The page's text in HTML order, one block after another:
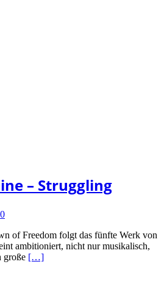
– Struggling
0
of Freedom folgt das fünfte Werk von
ambitioniert, nicht nur musikalisch,
große […]